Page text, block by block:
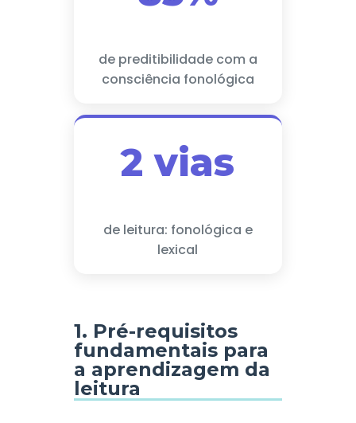
de preditibilidade com a
consciência fonológica
2 vias
de leitura: fonológica e
lexical
1. Pré-requisitos
fundamentais para
a aprendizagem da
leitura